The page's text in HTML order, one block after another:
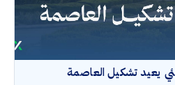
يعيد تشكيل العاصمة